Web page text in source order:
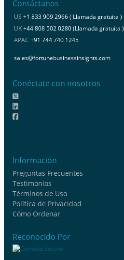
Contáctanos
US +1 833 909 2966 ( Llamada gratuita )
UK+44 808 502 0280 (Llamada gratuita )
APAC +91 744 740 1245
sales@fortunebusinessinsights.com
Conéctate con nosotros
Información
Preguntas Frecuentes
Testimonios
Términos de Uso
Política de Privacidad
Cómo Ordenar
Reconocido Por